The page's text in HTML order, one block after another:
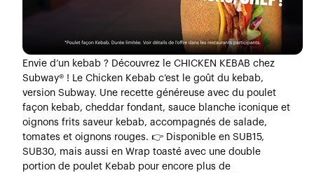
Envie d’un kebab ? Découvrez le CHICKEN KEBAB chez
Subway® ! Le Chicken Kebab c’est le goût du kebab,
version Subway. Une recette généreuse avec du poulet
façon kebab, cheddar fondant, sauce blanche iconique et
oignons frits saveur kebab, accompagnés de salade,
tomates et oignons rouges. 👉 Disponible en SUB15,
SUB30, mais aussi en Wrap toasté avec une double
portion de poulet Kebab pour encore plus de